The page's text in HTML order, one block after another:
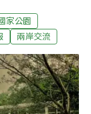
角，來看台灣小
、在地發展的
園裡的小路上，
崑說，這是野豬
高處爬到濕潤的
食。社頂位於屏
家公園
兩岸交流